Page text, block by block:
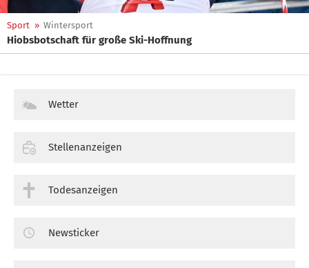
Sport » Wintersport
Hiobsbotschaft für große Ski-Hoffnung
Wetter
Stellenanzeigen
Todesanzeigen
Newsticker